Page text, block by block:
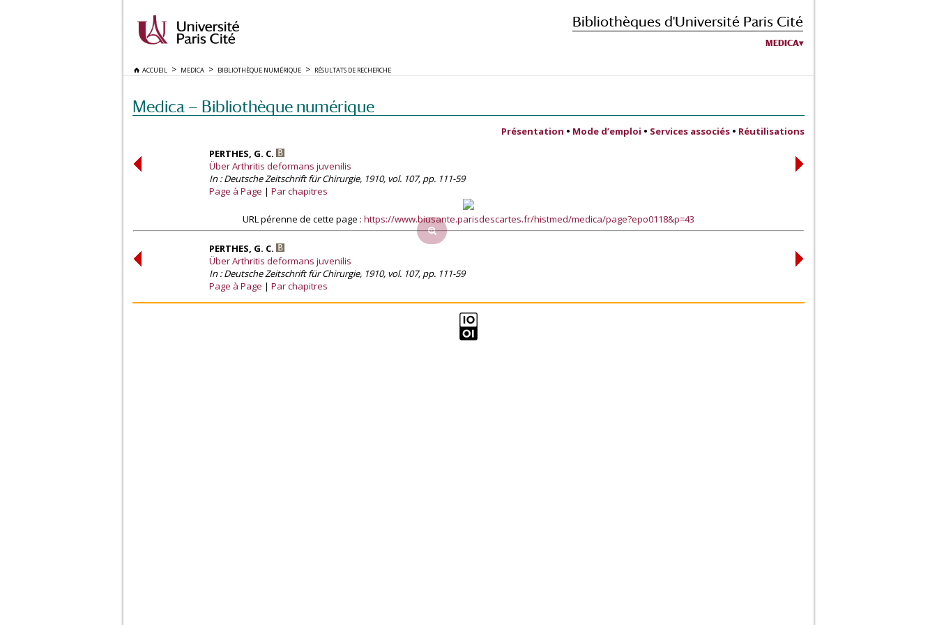
Bibliothèques d'Université Paris Cité
MEDICA
ACCUEIL MEDICA BIBLIOTHÈQUE NUMÉRIQUE RÉSULTATS DE RECHERCHE
Medica — Bibliothèque numérique
Présentation • Mode d’emploi • Services associés • Réutilisations
PERTHES, G. C.
Über Arthritis deformans juvenilis
In : Deutsche Zeitschrift für Chirurgie, 1910, vol. 107, pp. 111-59
Page à Page
Par chapitres
URL pérenne de cette page : https://www.biusante.parisdescartes.fr/histmed/medica/page?epo0118&p=43
PERTHES, G. C.
Über Arthritis deformans juvenilis
In : Deutsche Zeitschrift für Chirurgie, 1910, vol. 107, pp. 111-59
Page à Page
Par chapitres